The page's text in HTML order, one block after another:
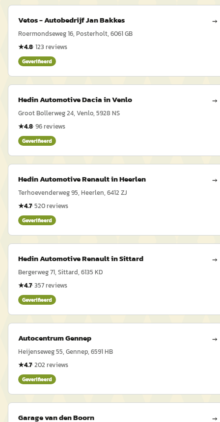
Vetos - Autobedrijf Jan Bakkes →
Roermondseweg 16, Posterholt, 6061 GB
★4.8·123 reviews
Geverifieerd
Hedin Automotive Dacia in Venlo →
Groot Bollerweg 24, Venlo, 5928 NS
★4.8·96reviews
Geverifieerd
Hedin Automotive Renault in Heerlen →
Terhoevenderweg 95, Heerlen, 6412 ZJ
★4.7·520reviews
Geverifieerd
Hedin Automotive Renault in Sittard →
Bergerweg 71, Sittard, 6135 KD
★4.7·357reviews
Geverifieerd
Autocentrum Gennep →
Heijenseweg 55, Gennep, 6591 HB
★4.7·202 reviews
Geverifieerd
Garage van den Boorn →